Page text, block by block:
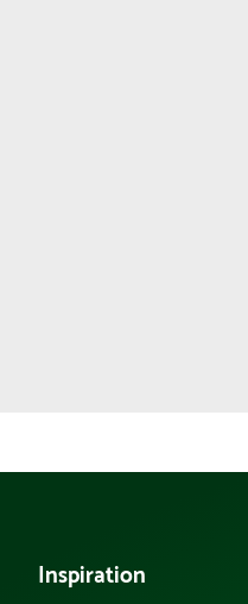
Inspiration